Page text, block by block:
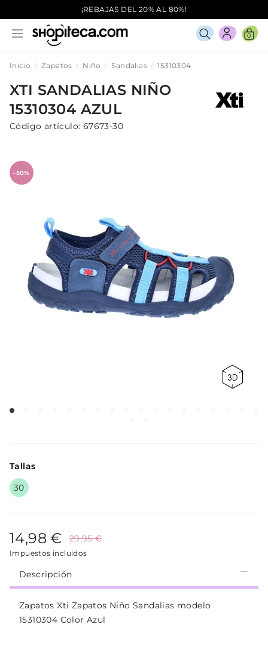
¡REBAJAS DEL 20% AL 80%!
0
Inicio Zapatos Niño Sandalias 15310304
XTI SANDALIAS NIÑO
15310304 AZUL
Código artículo: 67673-30
-50%
Tallas
30
14,98 € 29,95 €
Impuestos incluidos
Descripción
Zapatos Xti Zapatos Niño Sandalias modelo
15310304 Color Azul